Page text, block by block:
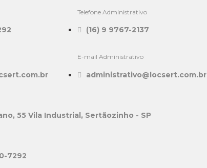
Telefone Administrativo
(16) 9 9767-2137
E-mail Administrativo
administrativo@locsert.com.br
55 Vila Industrial, Sertãozinho - SP
7292